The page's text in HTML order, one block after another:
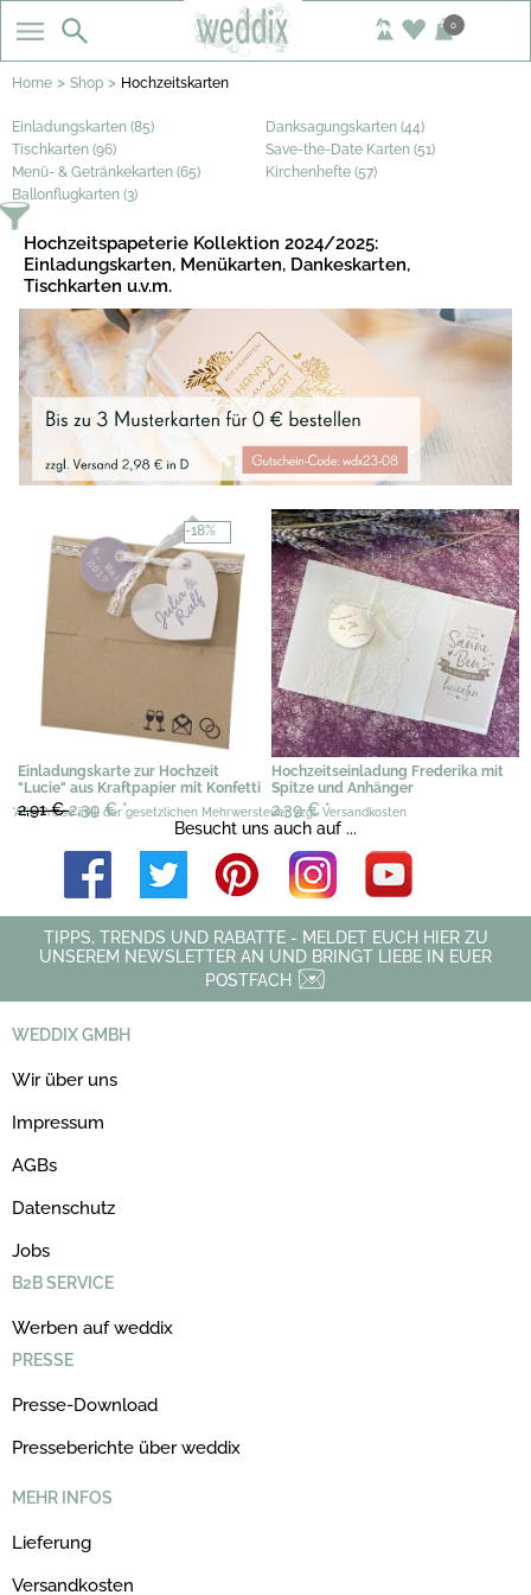
0
Home > Shop > Hochzeitskarten
Einladungskarten (85)
Danksagungskarten (44)
Tischkarten (96)
Save-the-Date Karten (51)
Menü- & Getränkekarten (65)
Kirchenhefte (57)
Ballonflugkarten (3)
Hochzeitspapeterie Kollektion 2024/2025:
Einladungskarten, Menükarten, Dankeskarten,
Tischkarten u.v.m.
-18%
Einladungskarte zur Hochzeit
"Lucie" aus Kraftpapier mit Konfetti
2,91 €2,39 €*
Hochzeitseinladung Frederika mit
Spitze und Anhänger
2,39 €*
*Alle Preise inkl. der gesetzlichen Mehrwersteuer, zzgl. Versandkosten
Besucht uns auch auf ...
TIPPS, TRENDS UND RABATTE - MELDET EUCH HIER ZU
UNSEREM NEWSLETTER AN UND BRINGT LIEBE IN EUER
POSTFACH
WEDDIX GMBH
Wir über uns
Impressum
AGBs
Datenschutz
Jobs
B2B SERVICE
Werben auf weddix
PRESSE
Presse-Download
Presseberichte über weddix
MEHR INFOS
Lieferung
Versandkosten